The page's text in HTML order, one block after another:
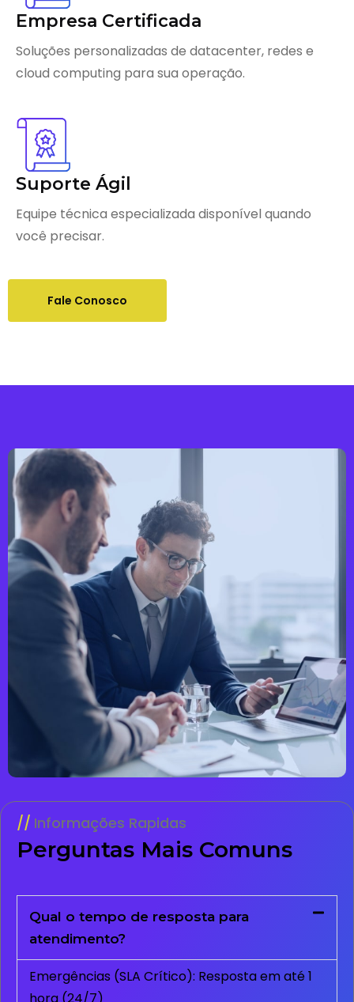
Empresa Certificada
Soluções personalizadas de datacenter, redes e
cloud computing para sua operação.
Suporte Ágil
Equipe técnica especializada disponível quando
você precisar.
Fale Conosco
Informações Rapidas
Perguntas Mais Comuns
Qual o tempo de resposta para
atendimento?
Emergências (SLA Crítico): Resposta em até 1